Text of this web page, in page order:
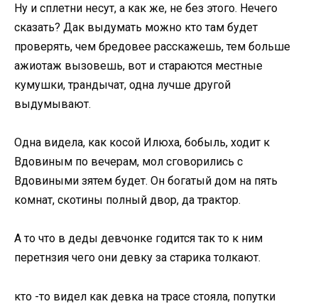
Ну и сплетни несут, а как же, не без этого. Нечего
сказать? Дак выдумать можно кто там будет
проверять, чем бредовее расскажешь, тем больше
ажиотаж вызовешь, вот и стараются местные
кумушки, трандычат, одна лучше другой
выдумывают.
Одна видела, как косой Илюха, бобыль, ходит к
Вдовиным по вечерам, мол сговорились с
Вдовиными зятем будет. Он богатый дом на пять
комнат, скотины полный двор, да трактор.
А то что в деды девчонке годится так то к ним
перетнзия чего они девку за старика толкают.
кто -то видел как девка на трасе стояла, попутки